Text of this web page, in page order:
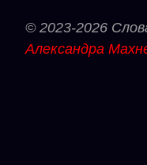
© 2023-2026
Александра